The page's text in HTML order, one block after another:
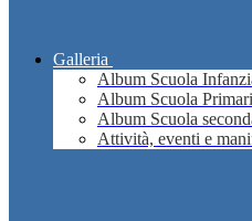
Galleria
Album Scuola
Album Scuola
Album Scuola
Attività, eventi e